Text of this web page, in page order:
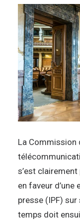
La Commission
s’est
en faveur d’une
presse (IPF)
temps doit